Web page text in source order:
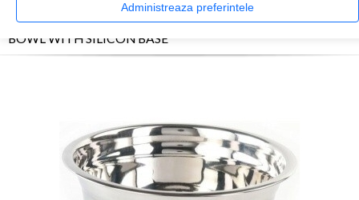
Administreaza preferintele
Electrocasnice > Altele > BOWL WITH SILICON BASE
BOWL WITH SILICON BASE